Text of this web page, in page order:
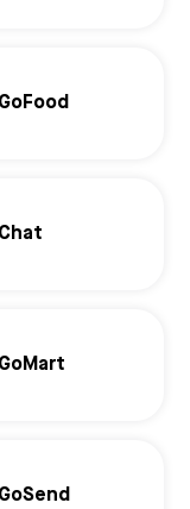
GoFood
Chat
GoMart
GoSend